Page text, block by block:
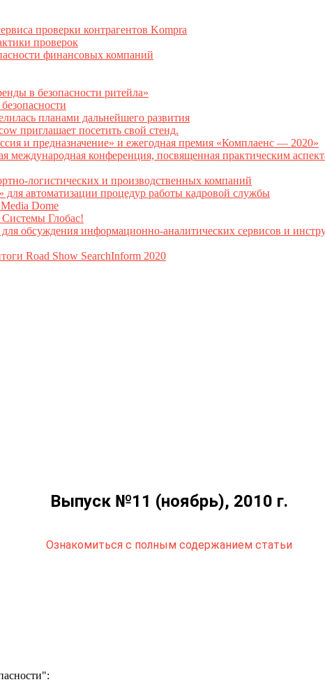
проверки контрагентов Kompra
проверок
финансовых компаний
в безопасности ритейла»
планами дальнейшего развития
приглашает посетить свой стенд.
и предназначение» и ежегодная премия «Комплаенс — 2020»
международная конференция, посвященная практическим
логистических и производственных компаний
автоматизации процедур работы кадровой службы
Dome
Глобас!
обсуждения информационно-аналитических сервисов и
Road Show SearchInform 2020
Выпуск №11 (ноябрь), 2010 г.
Ознакомиться с полным содержанием статьи